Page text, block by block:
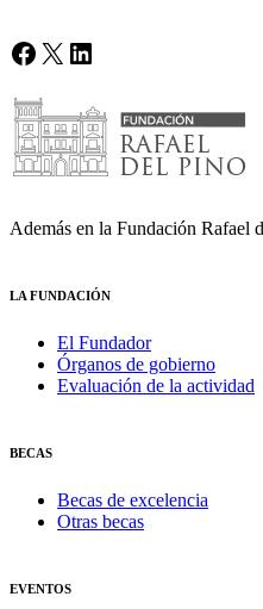
Facebook
X LinkedIn
Además en la Fundación Rafael
LA FUNDACIÓN
El Fundador
Órganos de gobierno
Evaluación de la actividad
BECAS
Becas de excelencia
Otras becas
EVENTOS